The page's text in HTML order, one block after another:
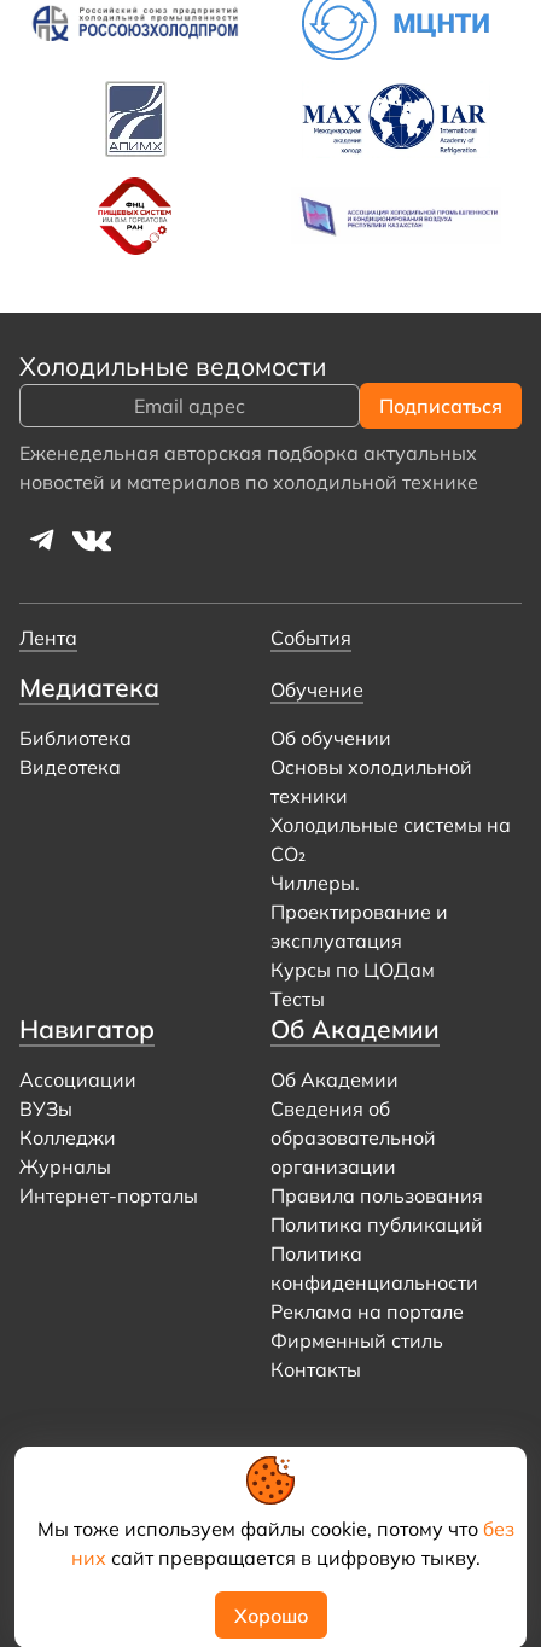
Мы тоже используем файлы cookie, потому что без
нихсайт превращается в цифровую тыкву.
Хорошо
Холодильные ведомости
Еженедельная авторская подборка актуальных
новостей и материалов по холодильной технике
Лента События
Медиатека
Библиотека
Видеотека
Обучение
Об обучении
Основы холодильной
техники
Холодильные системы на
CO₂
Чиллеры.
Проектирование и
эксплуатация
Курсы по ЦОДам
Тесты
Навигатор
Ассоциации
ВУЗы
Колледжи
Журналы
Интернет-порталы
Об Академии
Об Академии
Сведения об
образовательной
организации
Правила пользования
Политика публикаций
Политика
конфиденциальности
Реклама на портале
Фирменный стиль
Контакты
© 2021–2026 «Академия КриоФрост»